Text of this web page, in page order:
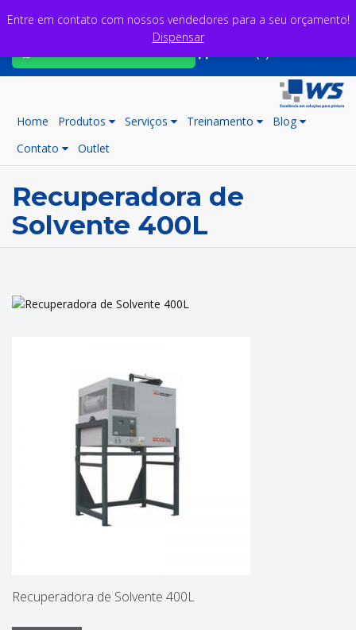
Home Produtos Serviços Treinamento
Blog
Contato
Outlet
Recuperadora de
Solvente 400L
Recuperadora de Solvente 400L
Entre em contato com nossos vendedores para a seu orçamento!
Dispensar